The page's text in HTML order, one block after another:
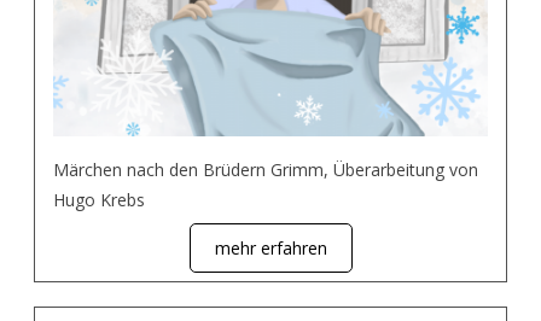
Märchen nach den Brüdern Grimm, Überarbeitung von
Hugo Krebs
mehr erfahren